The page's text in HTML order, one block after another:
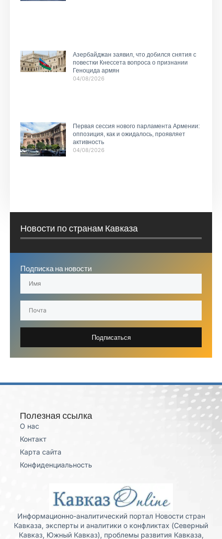
Азербайджан заявил, что добился снятия с
повестки Кнессета вопроса о признании
Геноцида армян
04/08/2026
Первая сессия нового парламента Армении:
оппозиция, как и ожидалось, проявляет
активность
04/08/2026
Новости по странам Кавказа
Подписка на новости
Подписаться
Полезная ссылка
О нас
Контакт
Карта сайта
Конфиденциальность
Информационно-аналитический портал Новости стран
Кавказа, эксперты и аналитики о конфликтах (Северный
Кавказ, Южный Кавказ), проблемы развития Кавказа,